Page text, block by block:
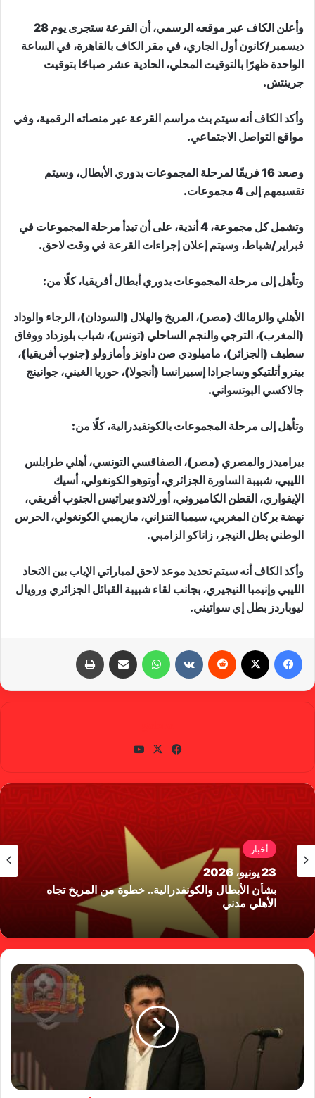
وأعلن الكاف عبر موقعه الرسمي، أن القرعة ستجرى يوم 28
ديسمبر/كانون أول الجاري، في مقر الكاف بالقاهرة، في الساعة
الواحدة ظهرًا بالتوقيت المحلي، الحادية عشر صباحًا بتوقيت
جرينتش.
وأكد الكاف أنه سيتم بث مراسم القرعة عبر منصاته الرقمية، وفي
مواقع التواصل الاجتماعي.
وصعد 16 فريقًا لمرحلة المجموعات بدوري الأبطال، وسيتم
تقسيمهم إلى 4 مجموعات.
وتشمل كل مجموعة، 4 أندية، على أن تبدأ مرحلة المجموعات في
فبراير/شباط، وسيتم إعلان إجراءات القرعة في وقت لاحق.
وتأهل إلى مرحلة المجموعات بدوري أبطال أفريقيا، كلًا من:
الأهلي والزمالك (مصر)، المريخ والهلال (السودان)، الرجاء والوداد
(المغرب)، الترجي والنجم الساحلي (تونس)، شباب بلوزداد ووفاق
سطيف (الجزائر)، ماميلودي صن داونز وأمازولو (جنوب أفريقيا)،
بيترو أتلتيكو وساجرادا إسبيرانسا (أنجولا)، حوريا الغيني، جوانينج
جالاكسي البوتسواني.
وتأهل إلى مرحلة المجموعات بالكونفيدرالية، كلًا من:
بيراميدز والمصري (مصر)، الصفاقسي التونسي، أهلي طرابلس
الليبي، شبيبة الساورة الجزائري، أوتوهو الكونغولي، أسيك
الإيفواري، القطن الكاميروني، أورلاندو بيراتيس الجنوب أفريقي،
نهضة بركان المغربي، سيمبا التنزاني، مازيمبي الكونغولي، الحرس
الوطني بطل النيجر، زاناكو الزامبي.
وأكد الكاف أنه سيتم تحديد موعد لاحق لمباراتي الإياب بين الاتحاد
الليبي وإنيمبا النيجيري، بجانب لقاء شبيبة القبائل الجزائري ورويال
ليوباردز بطل إي سواتيني.
واتساب
في
وك
X
أخبار
23 يونيو، 2026
بشأن الأبطال والكونفدرالية.. خطوة من المريخ تجاه
الأهلي مدني